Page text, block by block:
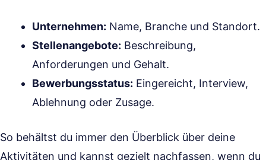
Unternehmen: Name, Branche und Standort.
Stellenangebote: Beschreibung,
Anforderungen und Gehalt.
Bewerbungsstatus: Eingereicht, Interview,
Ablehnung oder Zusage.
So behältst du immer den Überblick über deine
Aktivitäten und kannst gezielt nachfassen, wenn du